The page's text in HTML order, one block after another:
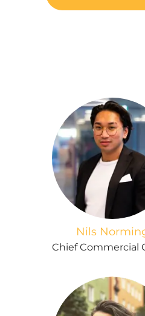
Nils
Chief Commercial